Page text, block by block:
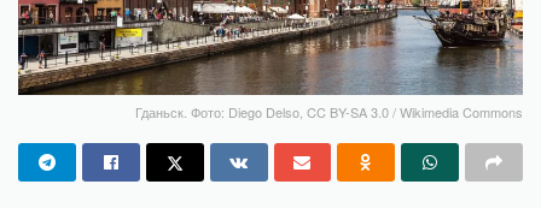
Гданьск. Фото: Diego Delso, CC BY-SA 3.0 / Wikimedia Commons